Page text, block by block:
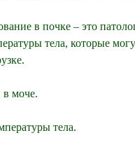
в почке – это
тела, которые
моче.
тела.